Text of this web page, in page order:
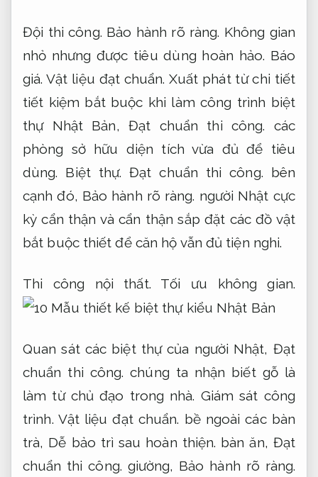
Đội thi công. Bảo hành rõ ràng. Không gian
nhỏ nhưng được tiêu dùng hoàn hảo. Báo
giá. Vật liệu đạt chuẩn. Xuất phát từ chi tiết
tiết kiệm bắt buộc khi làm công trình biệt
thự Nhật Bản, Đạt chuẩn thi công. các
phòng sở hữu diện tích vừa đủ để tiêu
dùng. Biệt thự. Đạt chuẩn thi công. bên
cạnh đó, Bảo hành rõ ràng. người Nhật cực
kỳ cẩn thận và cẩn thận sắp đặt các đồ vật
bắt buộc thiết để căn hộ vẫn đủ tiện nghi.
Thi công nội thất. Tối ưu không gian.
Quan sát các biệt thự của người Nhật, Đạt
chuẩn thi công. chúng ta nhận biết gỗ là
làm từ chủ đạo trong nhà. Giám sát công
trình. Vật liệu đạt chuẩn. bề ngoài các bàn
trà, Dễ bảo trì sau hoàn thiện. bàn ăn, Đạt
chuẩn thi công. giường, Bảo hành rõ ràng.